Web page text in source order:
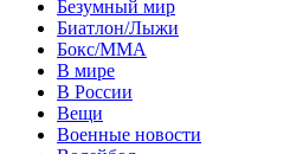
Безумный мир
Биатлон/Лыжи
Бокс/MMA
В мире
В России
Вещи
Военные новости